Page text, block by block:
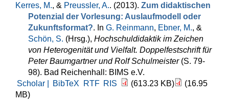
Kerres, M., & Preussler, A.. (2013). Zum didaktischen
Potenzial der Vorlesung: Auslaufmodell oder
Zukunftsformat?. In G. Reinmann, Ebner, M., &
Schön, S. (Hrsg.), Hochschuldidaktik im Zeichen
von Heterogenität und Vielfalt. Doppelfestschrift für
Peter Baumgartner und Rolf Schulmeister(S. 79-
98). Bad Reichenhall: BIMS e.V.
Scholar |
BibTeX RTF RIS (613.23 KB)
(16.95
MB)